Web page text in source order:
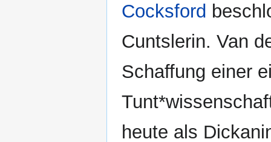
Cocksford
Cuntslerin. Van
Schaffung einer
heute als